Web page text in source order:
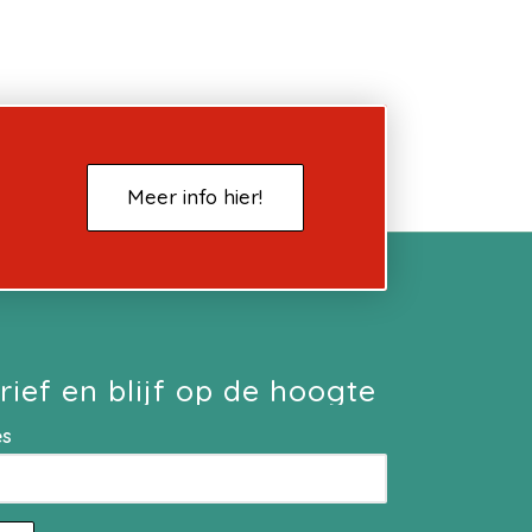
Meer info hier!
en blijf op de hoogte